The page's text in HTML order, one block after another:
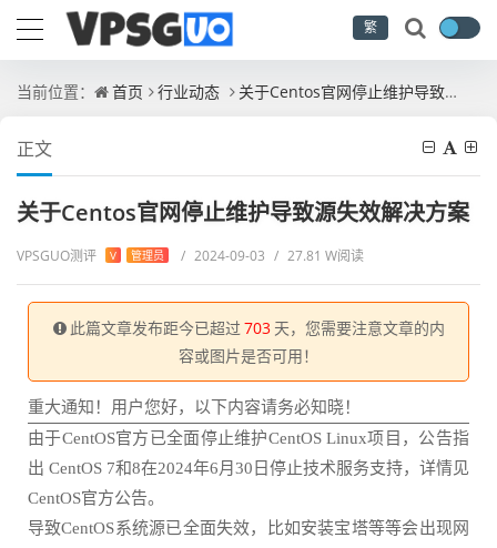
繁
当前位置： 首页 行业动态 关于Centos官网停止维护导致源失效解决方案
正文
关于Centos官网停止维护导致源失效解决方案
VPSGUO测评 V 管理员 / 2024-09-03 / 27.81 W阅读
此篇文章发布距今已超过 703 天，您需要注意文章的内
容或图片是否可用！
重大通知！用户您好，以下内容请务必知晓！
由于CentOS官方已全面停止维护CentOS Linux项目，公告指
出 CentOS 7和8在2024年6月30日停止技术服务支持，详情见
CentOS官方公告。
导致CentOS系统源已全面失效，比如安装宝塔等等会出现网